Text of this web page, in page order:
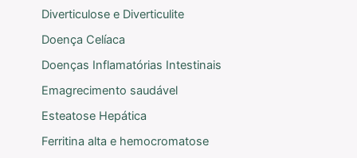
Diverticulose e Diverticulite
Doença Celíaca
Doenças Inflamatórias Intestinais
Emagrecimento saudável
Esteatose Hepática
Ferritina alta e hemocromatose